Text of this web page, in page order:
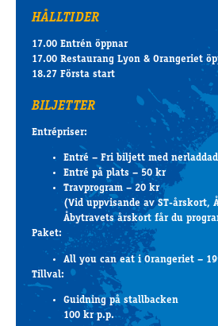
HÅLLTIDER
17.00 Entrén öppnar
17.00 Restaurang Lyon & Orangeriet
18.27 Första start
BILJETTER
Entrépriser:
Entré – Fri biljett med
Entré på plats – 50 kr
Travprogram – 20 kr
(Vid uppvisande av ST-årskort,
Åbytravets årskort får du
Paket:
All you can eat i Orangeriet –
Tillval:
Guidning på stallbacken
100 kr p.p.